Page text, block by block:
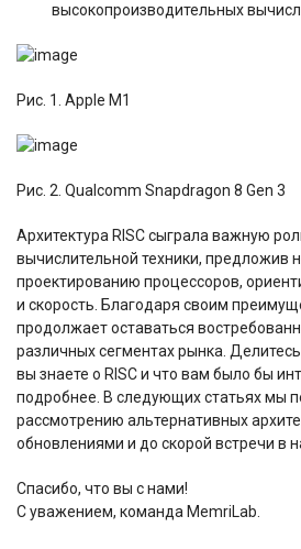
высокопроизводительных
Рис. 1. Apple M1
Рис. 2. Qualcomm Snapdragon 8 Gen 3
Архитектура RISC сыграла важную
вычислительной техники, предложив
проектированию процессоров,
и скорость. Благодаря своим
продолжает оставаться
различных сегментах рынка.
вы знаете о RISC и что вам было бы
подробнее. В следующих статьях мы
рассмотрению альтернативных
обновлениями и до скорой встречи в
Спасибо, что вы с нами!
С уважением, команда MemriLab.